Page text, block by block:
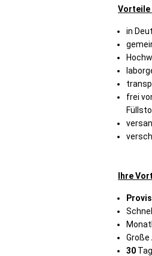
Vorteile
in
frei
Ihre
Große
30